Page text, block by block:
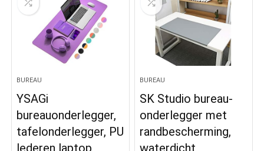
BUREAU
YSAGi
bureauonderlegger,
tafelonderlegger, PU
lederen laptop
BUREAU
SK Studio bureau-
onderlegger met
randbescherming,
waterdicht